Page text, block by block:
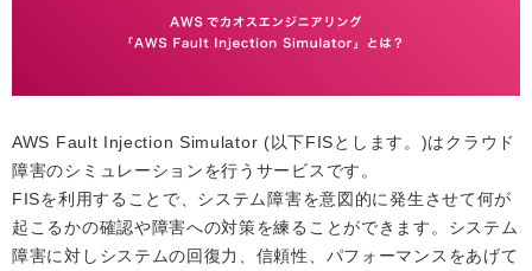
AWS Fault Injection Simulator (以下FISとします。)はクラウド
障害のシミュレーションを行うサービスです。
FISを利用することで、システム障害を意図的に発生させて何が
起こるかの確認や障害への対策を練ることができます。システム
障害に対しシステムの回復力、信頼性、パフォーマンスをあげて